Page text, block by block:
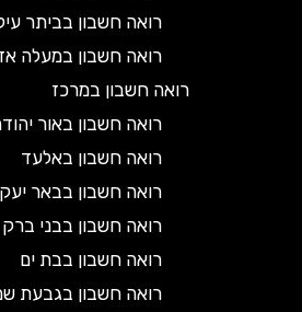
רואה חשבון בביתר עילית
רואה חשבון במעלה אדומים
רואה חשבון במרכז
רואה חשבון באור יהודה
רואה חשבון באלעד
רואה חשבון בבאר יעקב
רואה חשבון בבני ברק
רואה חשבון בבת ים
רואה חשבון בגבעת שמואל